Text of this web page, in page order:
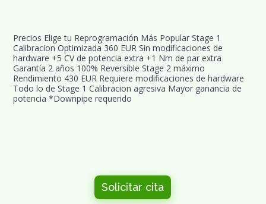
Precios Elige tu Reprogramación Más Popular Stage 1
Calibracion Optimizada 360 EUR Sin modificaciones de
hardware +5 CV de potencia extra +1 Nm de par extra
Garantía 2 años 100% Reversible Stage 2 máximo
Rendimiento 430 EUR Requiere modificaciones de hardware
Todo lo de Stage 1 Calibracion agresiva Mayor ganancia de
potencia *Downpipe requerido
Solicitar cita